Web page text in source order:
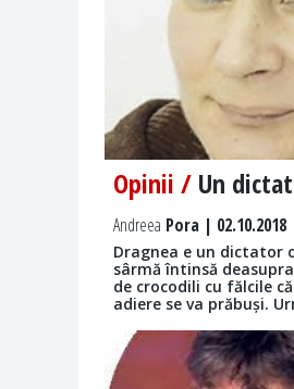
Opinii / Un
Andreea Pora | 02.10.2018
Dragnea e un dictator
sârmă întinsă
de crocodili cu fălcile
adiere se va prăbuși.